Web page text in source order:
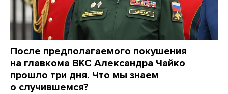
После предполагаемого покушения
на главкома ВКС Александра Чайко
прошло три дня. Что мы знаем
о случившемся?